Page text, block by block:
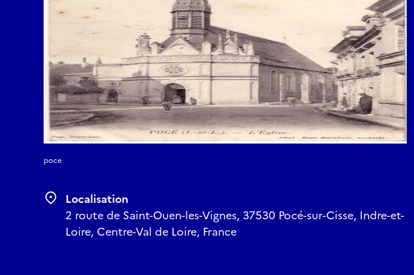
poce
Localisation
2 route de Saint-Ouen-les-Vignes, 37530 Pocé-sur-Cisse, Indre-et-
Loire, Centre-Val de Loire, France